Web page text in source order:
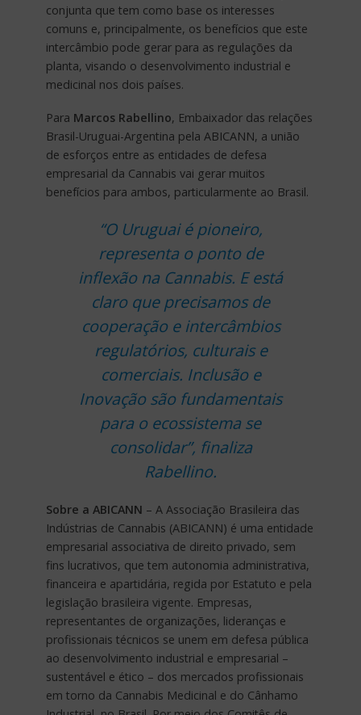
conjunta que tem como base os interesses
comuns e, principalmente, os benefícios que este
intercâmbio pode gerar para as regulações da
planta, visando o desenvolvimento industrial e
medicinal nos dois países.
Para Marcos Rabellino, Embaixador das relações
Brasil-Uruguai-Argentina pela ABICANN, a união
de esforços entre as entidades de defesa
empresarial da Cannabis vai gerar muitos
benefícios para ambos, particularmente ao Brasil.
“O Uruguai é pioneiro,
representa o ponto de
inflexão na Cannabis. E está
claro que precisamos de
cooperação e intercâmbios
regulatórios, culturais e
comerciais. Inclusão e
Inovação são fundamentais
para o ecossistema se
consolidar”, finaliza
Rabellino.
Sobre a ABICANN – A Associação Brasileira das
Indústrias de Cannabis (ABICANN) é uma entidade
empresarial associativa de direito privado, sem
fins lucrativos, que tem autonomia administrativa,
financeira e apartidária, regida por Estatuto e pela
legislação brasileira vigente. Empresas,
representantes de organizações, lideranças e
profissionais técnicos se unem em defesa pública
ao desenvolvimento industrial e empresarial –
sustentável e ético – dos mercados profissionais
em torno da Cannabis Medicinal e do Cânhamo